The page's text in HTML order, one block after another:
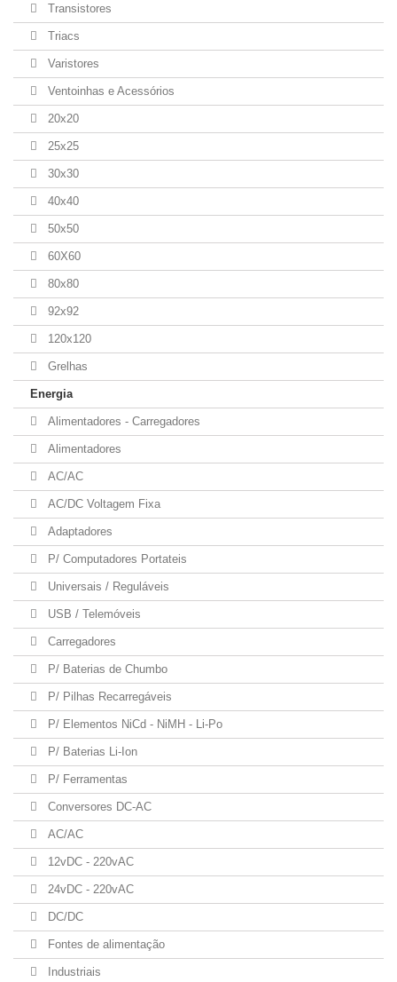
Transistores
Triacs
Varistores
Ventoinhas e Acessórios
20x20
25x25
30x30
40x40
50x50
60X60
80x80
92x92
120x120
Grelhas
Energia
Alimentadores - Carregadores
Alimentadores
AC/AC
AC/DC Voltagem Fixa
Adaptadores
P/ Computadores Portateis
Universais / Reguláveis
USB / Telemóveis
Carregadores
P/ Baterias de Chumbo
P/ Pilhas Recarregáveis
P/ Elementos NiCd - NiMH - Li-Po
P/ Baterias Li-Ion
P/ Ferramentas
Conversores DC-AC
AC/AC
12vDC - 220vAC
24vDC - 220vAC
DC/DC
Fontes de alimentação
Industriais